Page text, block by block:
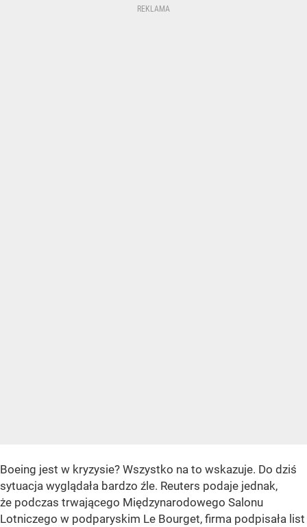
Boeing jest w kryzysie? Wszystko na to wskazuje. Do dziś
sytuacja wyglądała bardzo źle. Reuters podaje jednak,
że podczas trwającego Międzynarodowego Salonu
Lotniczego w podparyskim Le Bourget, firma podpisała list